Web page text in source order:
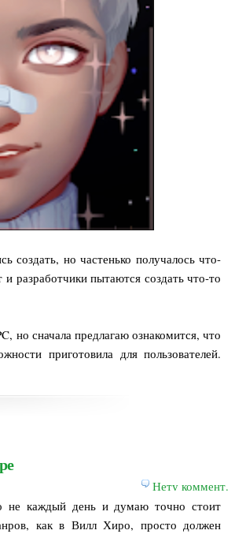
создать, но частенько получалось что-
разработчики пытаются создать что-то
но сначала предлагаю ознакомится, что
приготовила для пользователей.
Нету коммент.
не каждый день и думаю точно стоит
как в Вилл Хиро, просто должен